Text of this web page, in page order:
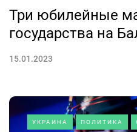
Три юбилейные
государства на
15.01.2023
УКРАИНА ПОЛИТИКА